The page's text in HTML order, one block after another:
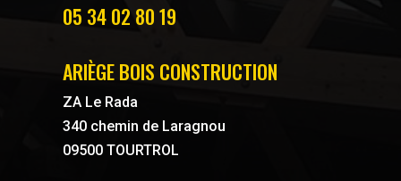
05 34 02 80 19
ARIÈGE BOIS CONSTRUCTION
ZA Le Rada
340 chemin de Laragnou
09500 TOURTROL